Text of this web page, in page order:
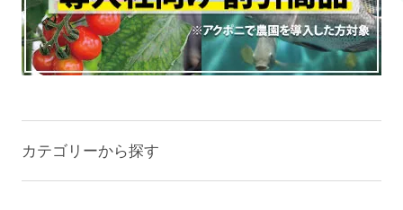
カテゴリーから探す